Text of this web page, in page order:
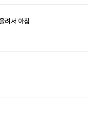
려서 아침